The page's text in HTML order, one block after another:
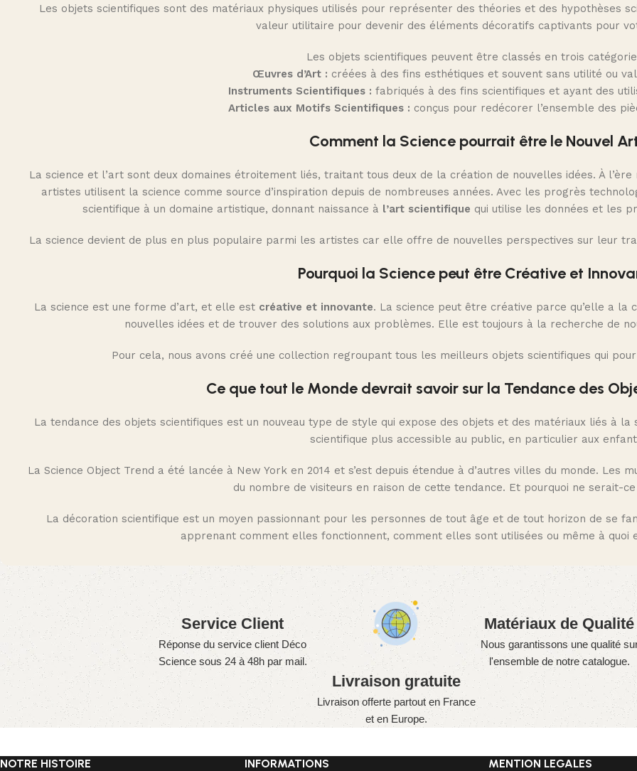
Les objets scientifiques sont des matériaux physiques utilisés pour représenter des théories et des hypothèses
valeur utilitaire pour devenir des éléments décoratifs captivants pour
Les objets scientifiques peuvent être classés en trois
Œuvres d’Art : créées à des fins esthétiques et souvent sans utilité ou
Instruments Scientifiques : fabriqués à des fins scientifiques et ayant des
Articles aux Motifs Scientifiques : conçus pour redécorer l’ensemble des
Comment la Science pourrait être le Nouvel
La science et l’art sont deux domaines étroitement liés, traitant tous deux de la création de nouvelles idées. À
artistes utilisent la science comme source d’inspiration depuis de nombreuses années. Avec les progrès
scientifique à un domaine artistique, donnant naissance à l’art scientifique qui utilise les données et les
La science devient de plus en plus populaire parmi les artistes car elle offre de nouvelles perspectives sur leur
Pourquoi la Science peut être Créative et
La science est une forme d’art, et elle est créative et innovante. La science peut être créative parce qu’elle a la
nouvelles idées et de trouver des solutions aux problèmes. Elle est toujours à la recherche de
Pour cela, nous avons créé une collection regroupant tous les meilleurs objets scientifiques qui
Ce que tout le Monde devrait savoir sur la Tendance des
La tendance des objets scientifiques est un nouveau type de style qui expose des objets et des matériaux liés à la
scientifique plus accessible au public, en particulier aux
La Science Object Trend a été lancée à New York en 2014 et s’est depuis étendue à d’autres villes du monde. Les
du nombre de visiteurs en raison de cette tendance. Et pourquoi ne serait-
La décoration scientifique est un moyen passionnant pour les personnes de tout âge et de tout horizon de se
apprenant comment elles fonctionnent, comment elles sont utilisées ou même à
Service Client
Réponse du service client Déco
Science sous 24 à 48h par mail.
Livraison gratuite
Livraison offerte partout en France
et en Europe.
Matériaux de Qualité
Nous garantissons une qualité
l'ensemble de notre catalogue.
NOTRE HISTOIRE INFORMATIONS MENTION LEGALES